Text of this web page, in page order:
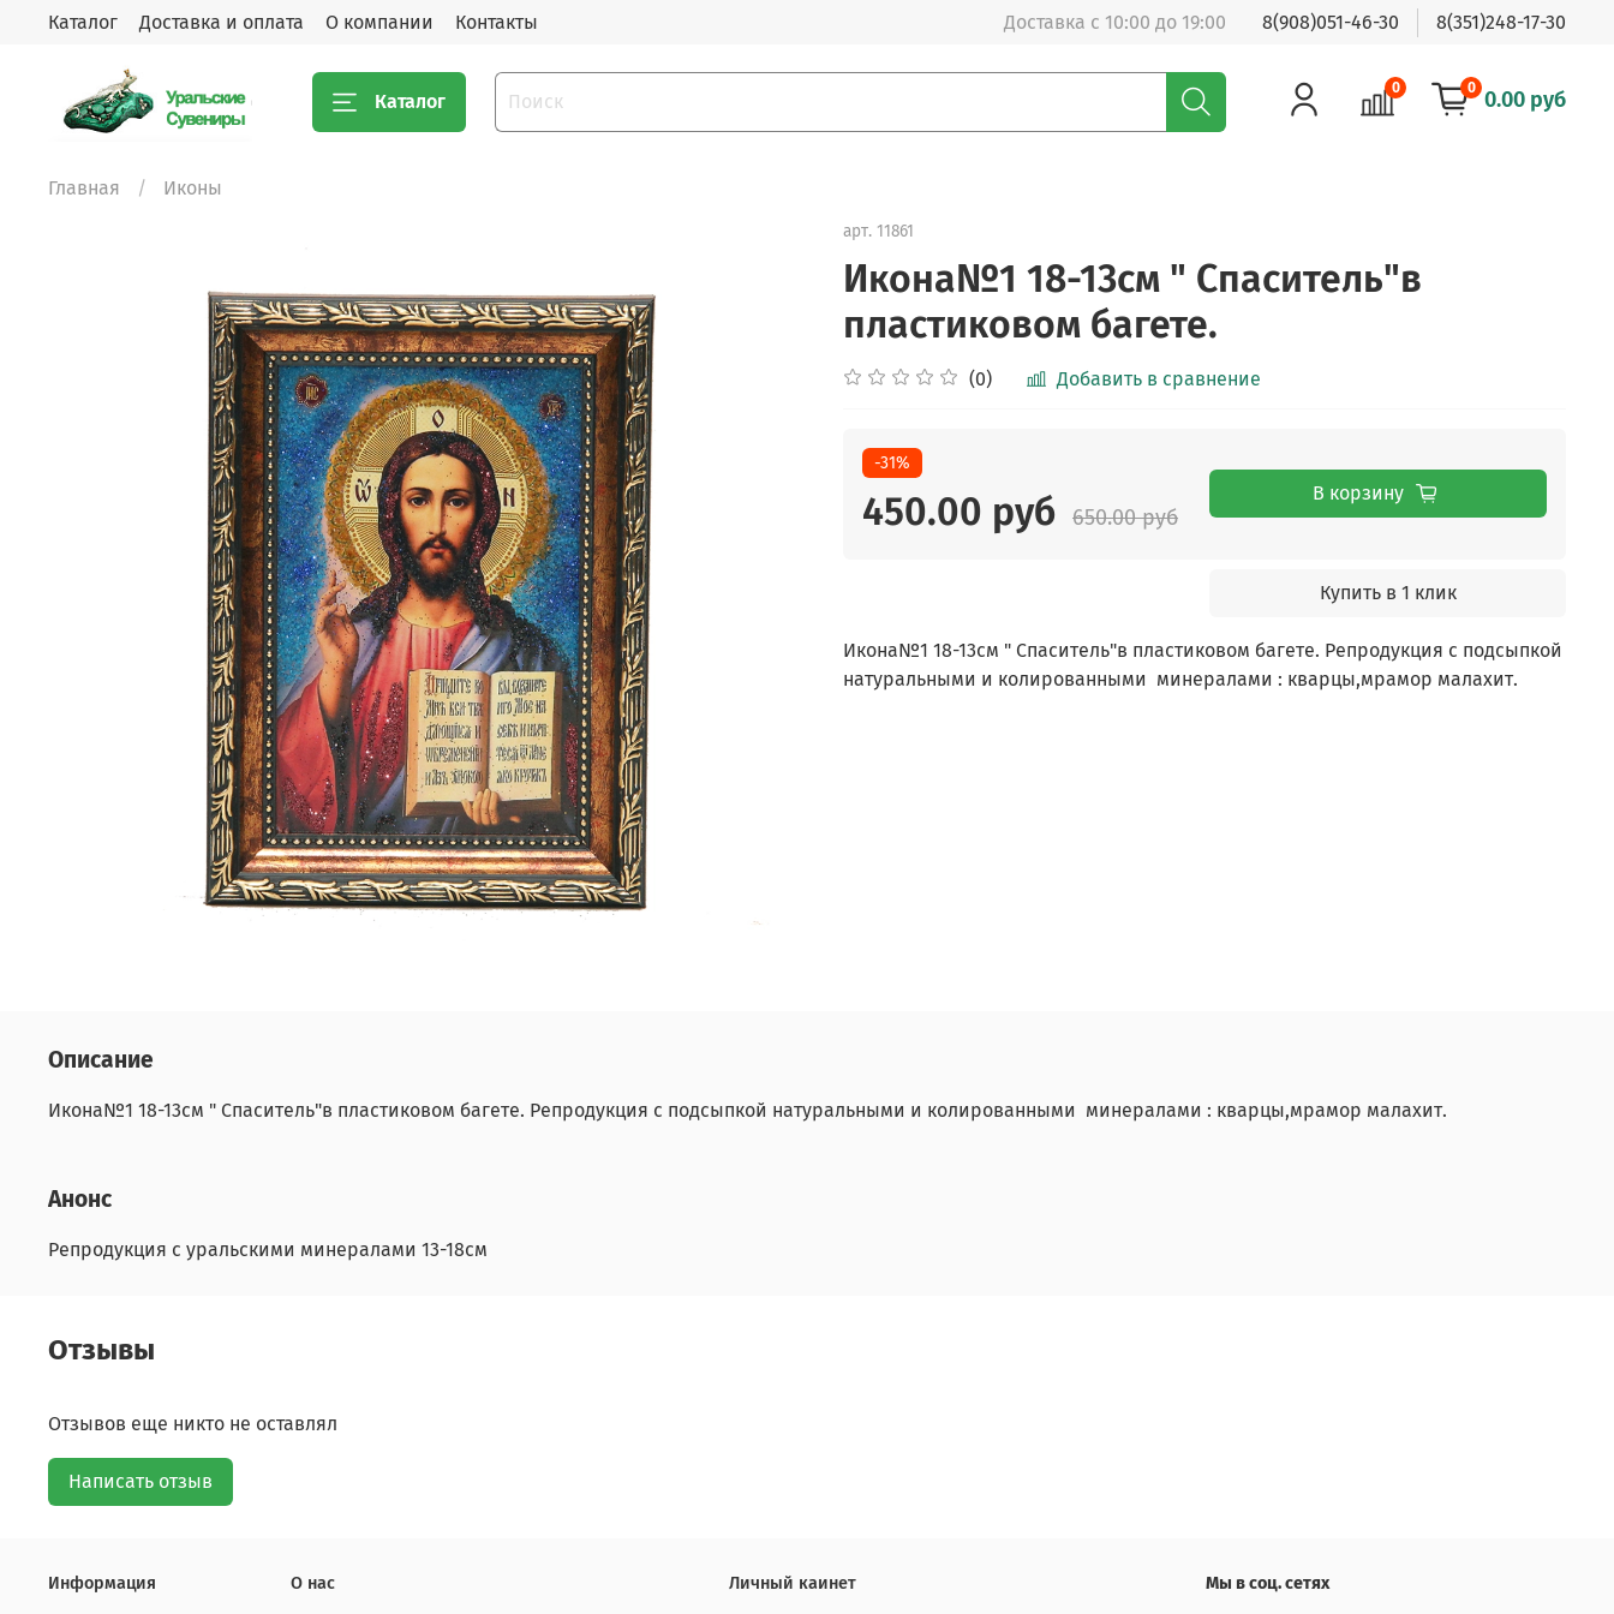
Каталог Доставка и оплата О компании Контакты Доставка с 10:00 до 19:00 8(908)051-46-30 8(351)248-17-30
Каталог
0 0 0.00 руб
Главная Иконы
арт. 11861
Икона№1 18-13см " Спаситель"в
пластиковом багете.
(0) Добавить в сравнение
-31%
450.00 руб 650.00 руб
В корзину
Купить в 1 клик
Икона№1 18-13см " Спаситель"в пластиковом багете. Репродукция с подсыпкой
натуральными и колированными минералами : кварцы,мрамор малахит.
Описание
Икона№1 18-13см " Спаситель"в пластиковом багете. Репродукция с подсыпкой натуральными и колированными минералами : кварцы,мрамор малахит.
Анонс
Репродукция с уральскими минералами 13-18см
Отзывы
Отзывов еще никто не оставлял
Написать отзыв
Информация О нас Личный каинет Мы в соц. сетях